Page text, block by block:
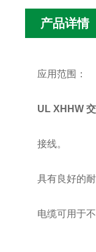
产品详情
应用范围：
UL XHHW
接线。
具有良好的
电缆可用于